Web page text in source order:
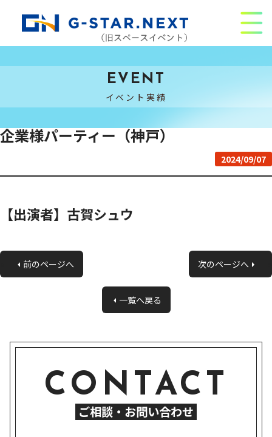
EVENT
イベント実績
企業様パーティー（神戸）
2024/09/07
【出演者】古賀シュウ
前のページへ 次のページへ
一覧へ戻る
CONTACT
ご相談・お問い合わせ